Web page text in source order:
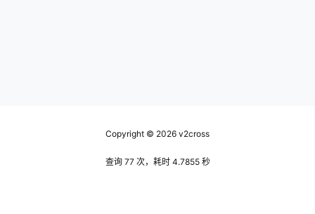
Copyright © 2026 v2cross
查询 77 次，耗时 4.7855 秒